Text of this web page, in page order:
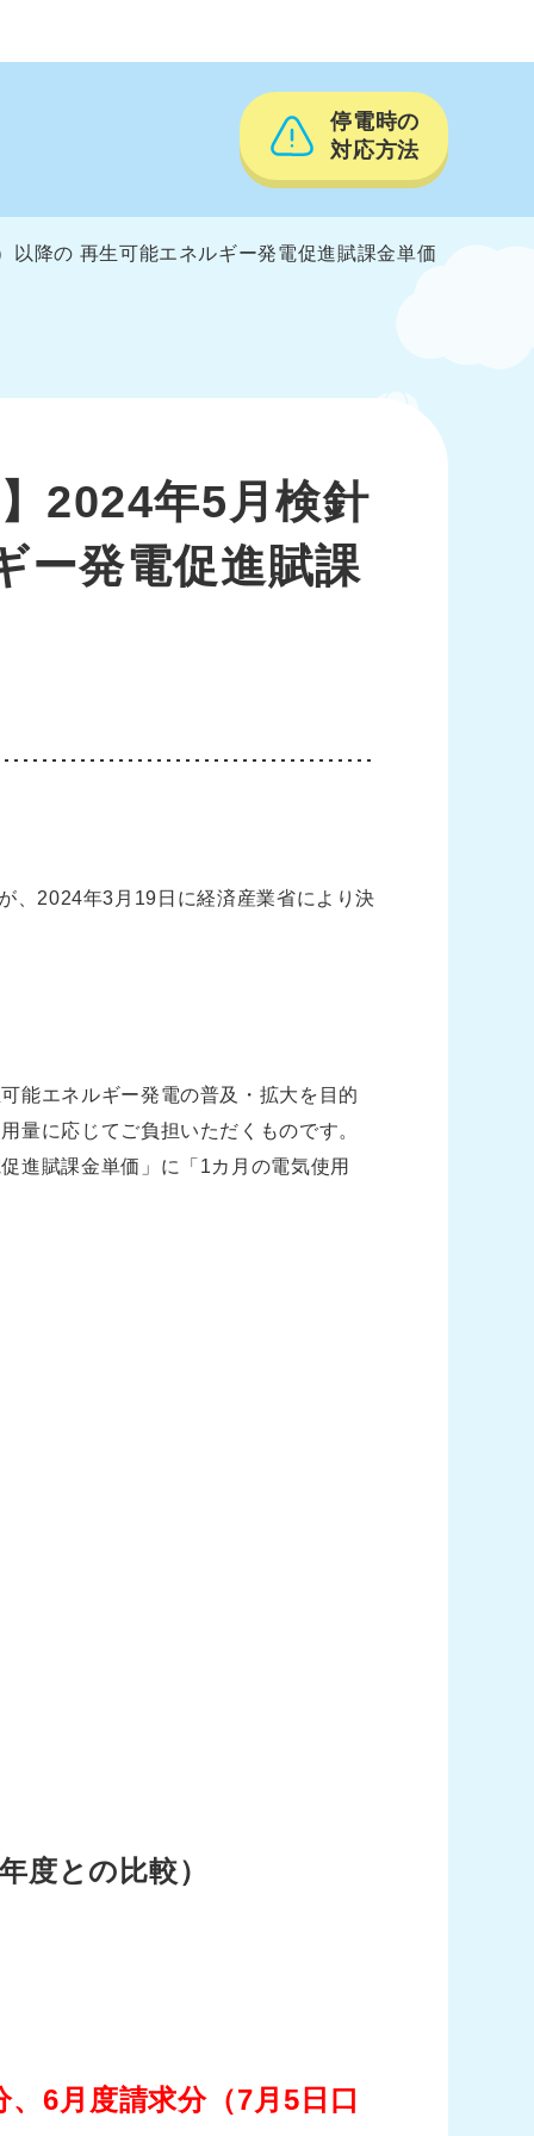
停電時の
対応方法
降の 再生可能エネルギー発電促進賦課金単価
2024年5月検針
ー発電促進賦課
、2024年3月19日に経済産業省により決
能エネルギー発電の普及・拡大を目的
量に応じてご負担いただくものです。
進賦課金単価」に「1カ月の電気使用
度との比較）
6月度請求分（7月5日口